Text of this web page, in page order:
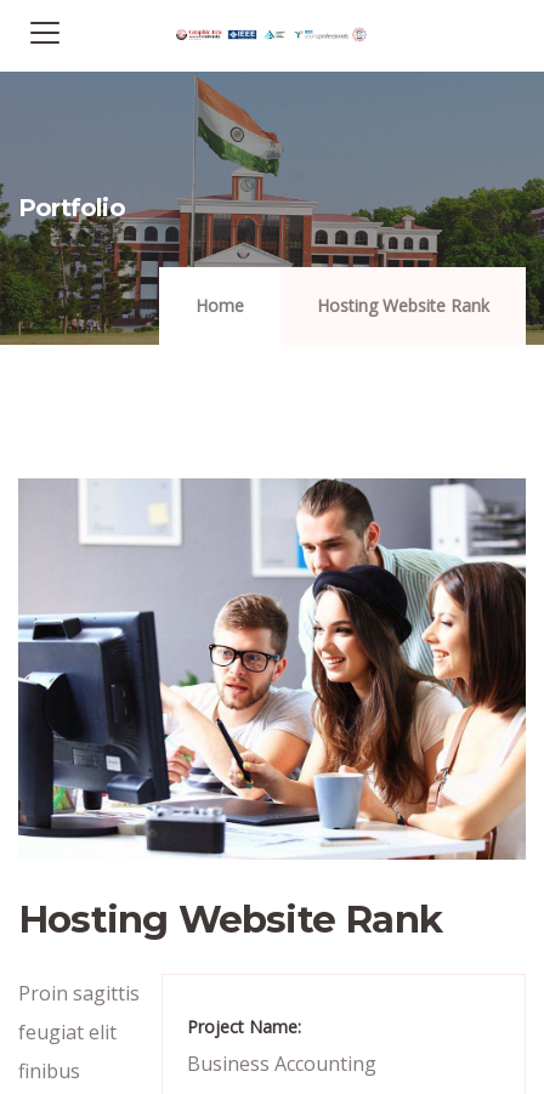
Portfolio
Home Hosting Website Rank
Hosting Website Rank
Project Name:
Business Accounting
Proin sagittis
feugiat elit
finibus